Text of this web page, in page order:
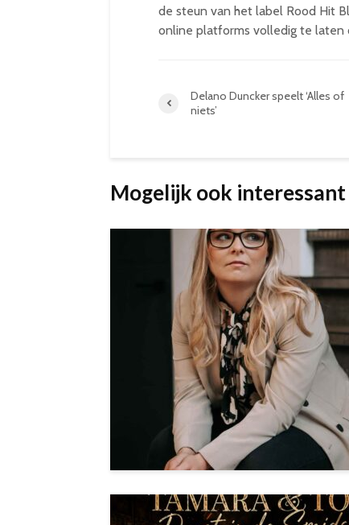
de steun van het label Rood Hit
online platforms volledig te
Delano Duncker speelt ‘Alles of
niets’
Mogelijk ook interessant